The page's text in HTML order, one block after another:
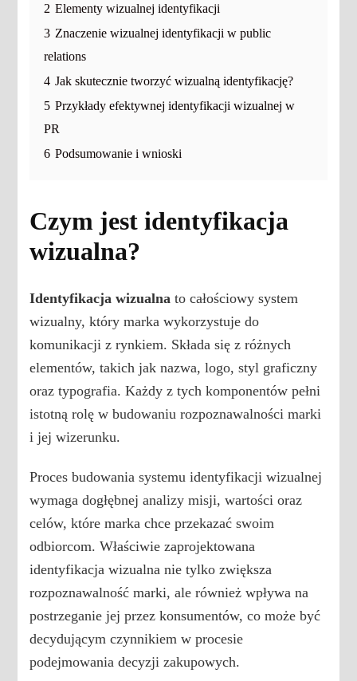
2 Elementy wizualnej identyfikacji
3 Znaczenie wizualnej identyfikacji w public
relations
4 Jak skutecznie tworzyć wizualną identyfikację?
5 Przykłady efektywnej identyfikacji wizualnej w
PR
6 Podsumowanie i wnioski
Czym jest identyfikacja
wizualna?
Identyfikacja wizualna to całościowy system
wizualny, który marka wykorzystuje do
komunikacji z rynkiem. Składa się z różnych
elementów, takich jak nazwa, logo, styl graficzny
oraz typografia. Każdy z tych komponentów pełni
istotną rolę w budowaniu rozpoznawalności marki
i jej wizerunku.
Proces budowania systemu identyfikacji wizualnej
wymaga dogłębnej analizy misji, wartości oraz
celów, które marka chce przekazać swoim
odbiorcom. Właściwie zaprojektowana
identyfikacja wizualna nie tylko zwiększa
rozpoznawalność marki, ale również wpływa na
postrzeganie jej przez konsumentów, co może być
decydującym czynnikiem w procesie
podejmowania decyzji zakupowych.